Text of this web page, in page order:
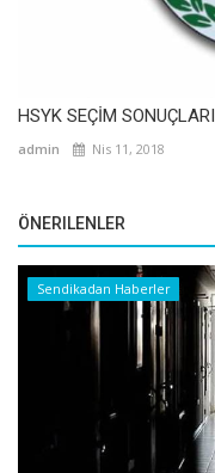
HSYK SEÇİM SONUÇLARI
admin Nis 11, 2018
ÖNERILENLER
Sendikadan Haberler